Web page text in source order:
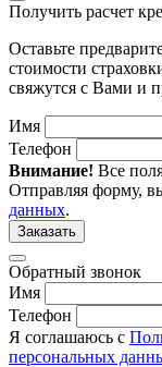
Получить расчет
Оставьте
стоимости
свяжутся с Вами и
Имя
Телефон
Внимание! Все
Отправляя форму,
данных.
Заказать
Обратный звонок
Имя
Телефон
Я соглашаюсь с
персональных